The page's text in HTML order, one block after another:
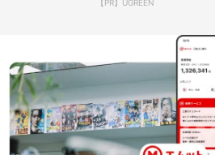
【PR】UGREEN